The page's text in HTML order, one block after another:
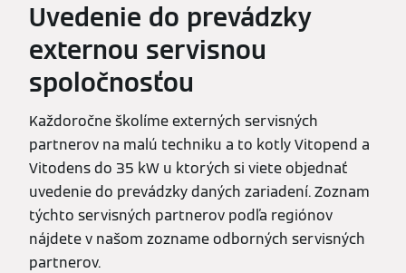
Uvedenie do prevádzky
externou servisnou
spoločnosťou
Každoročne školíme externých servisných
partnerov na malú techniku a to kotly Vitopend a
Vitodens do 35 kW u ktorých si viete objednať
uvedenie do prevádzky daných zariadení. Zoznam
týchto servisných partnerov podľa regiónov
nájdete v našom zozname odborných servisných
partnerov.